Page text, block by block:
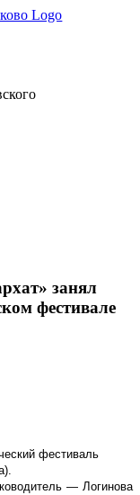
занял
фестивале
фестиваль
— Логинова